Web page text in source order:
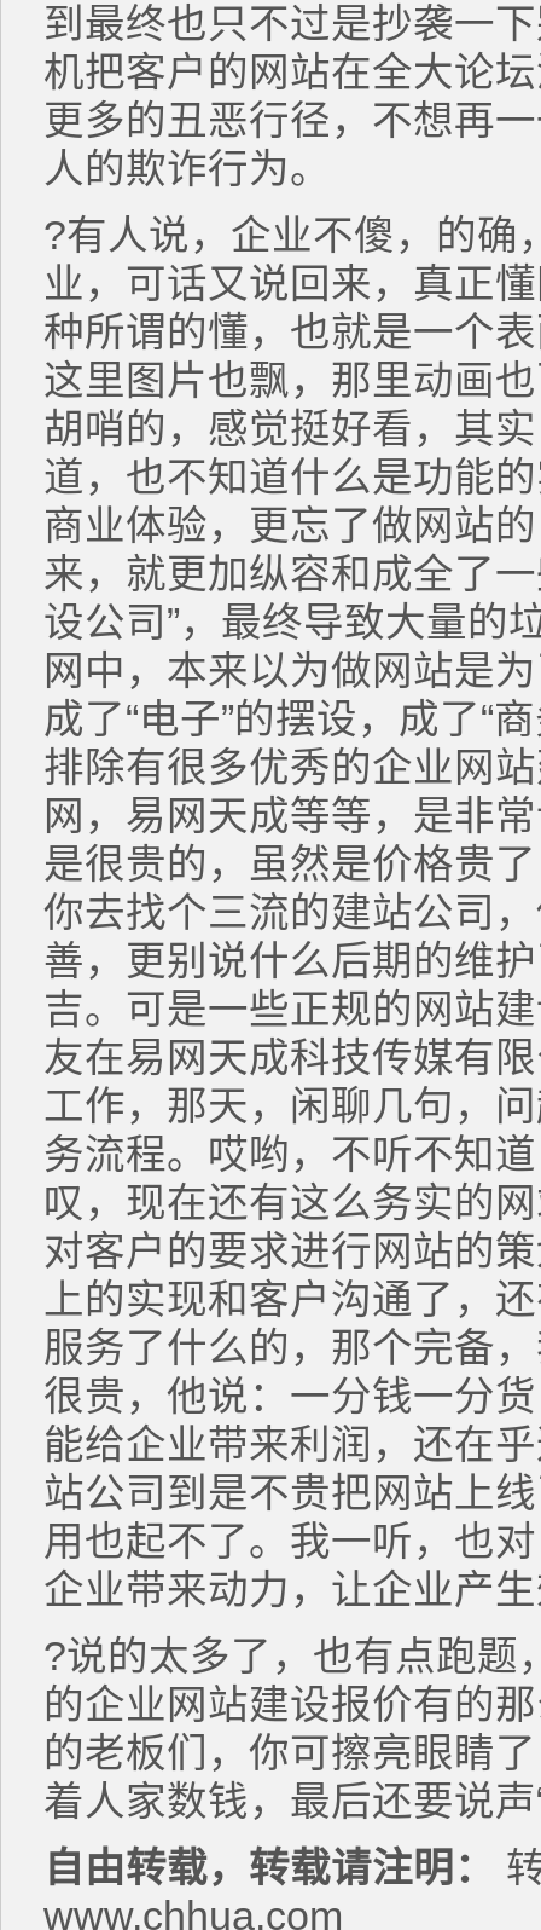
到最终也只不过是抄袭一
机把客户的网站在全大论
更多的丑恶行径，不想再
人的欺诈行为。
?有人说，企业不傻，的确
业，可话又说回来，真正
种所谓的懂，也就是一个
这里图片也飘，那里动画
胡哨的，感觉挺好看，其
道，也不知道什么是功能
商业体验，更忘了做网站
来，就更加纵容和成全了
设公司”，最终导致大量的
网中，本来以为做网站是
成了“电子”的摆设，成了“
排除有很多优秀的企业网
网，易网天成等等，是非
是很贵的，虽然是价格贵
你去找个三流的建站公司
善，更别说什么后期的维
吉。可是一些正规的网站
友在易网天成科技传媒有
工作，那天，闲聊几句，
务流程。哎哟，不听不知
叹，现在还有这么务实的
对客户的要求进行网站的
上的实现和客户沟通了，
服务了什么的，那个完备
很贵，他说：一分钱一分
能给企业带来利润，还在
站公司到是不贵把网站上
用也起不了。我一听，也
企业带来动力，让企业产
?说的太多了，也有点跑题
的企业网站建设报价有的
的老板们，你可擦亮眼睛
着人家数钱，最后还要说声
自由转载，转载请注明：
www.chhua.com